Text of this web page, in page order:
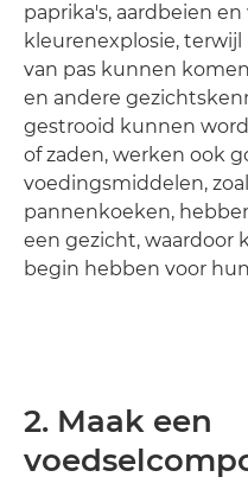
paprika's, aardbeien
kleurenexplosie,
van pas kunnen
en andere
gestrooid kunnen
of zaden, werken ook
voedingsmiddelen,
pannenkoeken,
een gezicht, waardoor
begin hebben voor
2. Maak een